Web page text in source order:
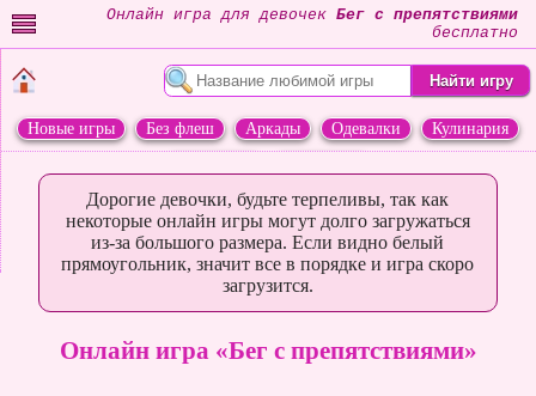
Онлайн игра для девочек Бег с препятствиями
бесплатно
Новые игры Без флеш Аркады Одевалки
Кулинария
Дорогие девочки, будьте терпеливы, так как
некоторые онлайн игры могут долго загружаться
из-за большого размера. Если видно белый
прямоугольник, значит все в порядке и игра скоро
загрузится.
Онлайн игра «Бег с препятствиями»